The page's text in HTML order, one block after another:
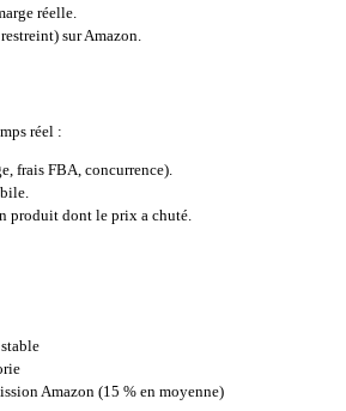
réelle.
sur Amazon.
réel :
frais FBA, concurrence).
produit dont le prix a chuté.
Amazon (15 % en moyenne)